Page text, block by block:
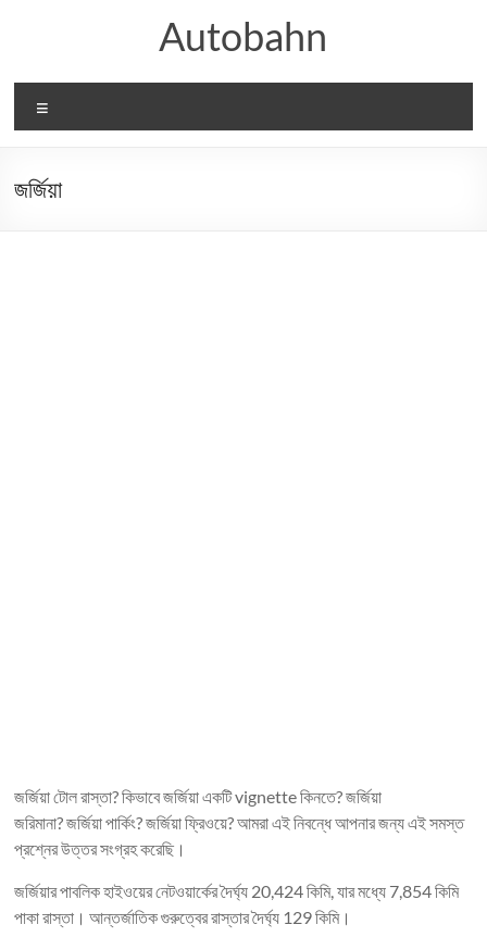
Autobahn
জর্জিয়া
জর্জিয়া টোল রাস্তা? কিভাবে জর্জিয়া একটি vignette কিনতে? জর্জিয়া
জরিমানা? জর্জিয়া পার্কিং? জর্জিয়া ফ্রিওয়ে? আমরা এই নিবন্ধে আপনার জন্য এই সমস্ত
প্রশ্নের উত্তর সংগ্রহ করেছি।
জর্জিয়ার পাবলিক হাইওয়ের নেটওয়ার্কের দৈর্ঘ্য 20,424 কিমি, যার মধ্যে 7,854 কিমি
পাকা রাস্তা। আন্তর্জাতিক গুরুত্বের রাস্তার দৈর্ঘ্য 129 কিমি।